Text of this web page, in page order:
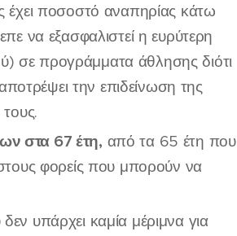
έχει ποσοστό αναπηρίας κάτω
να εξασφαλιστεί η ευρύτερη
σε προγράμματα άθλησης διότι
την επιδείνωση της
στα 67 έτη, από τα 65 έτη που
φορείς που μπορούν να
υπάρχει καμία μέριμνα για